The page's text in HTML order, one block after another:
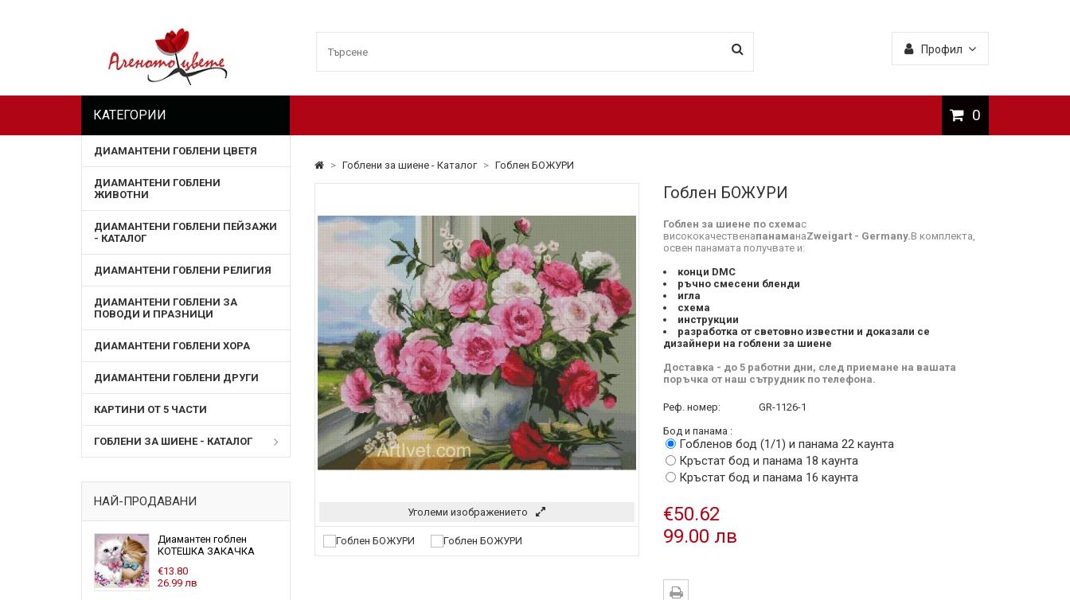
Профил
0
КАТЕГОРИИ
ДИАМАНТЕНИ ГОБЛЕНИ ЦВЕТЯ
ДИАМАНТЕНИ ГОБЛЕНИ
ЖИВОТНИ
ДИАМАНТЕНИ ГОБЛЕНИ ПЕЙЗАЖИ
- КАТАЛОГ
ДИАМАНТЕНИ ГОБЛЕНИ РЕЛИГИЯ
ДИАМАНТЕНИ ГОБЛЕНИ ЗА
ПОВОДИ И ПРАЗНИЦИ
ДИАМАНТЕНИ ГОБЛЕНИ ХОРА
ДИАМАНТЕНИ ГОБЛЕНИ ДРУГИ
КАРТИНИ ОТ 5 ЧАСТИ
ГОБЛЕНИ ЗА ШИЕНЕ - КАТАЛОГ
НАЙ-ПРОДАВАНИ
Диамантен гоблен
КОТЕШКА ЗАКАЧКА
€13.80
26.99 лв
> Гоблени за шиене - Каталог > Гоблен БОЖУРИ
Уголеми изображението
Гоблен БОЖУРИ
Гоблен за шиене по схемас
висококачественапанаманаZweigart - Germany.В комплекта,
освен панамата получвате и:
конци DMC
ръчно смесени бленди
игла
схема
инструкции
разработка от световно известни и доказали се
дизайнери на гоблени за шиене
Доставка - до 5 работни дни, след приемане на вашата
поръчка от наш сътрудник по телефона.
Реф. номер:
GR-1126-1
Бод и панама :
Гобленов бод (1/1) и панама 22 каунта
Кръстат бод и панама 18 каунта
Кръстат бод и панама 16 каунта
€50.62
99.00 лв